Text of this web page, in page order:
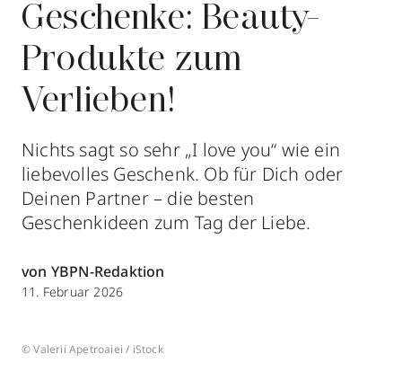
Aktionen
Storefinder
Geschenke: Beauty-
Produkte zum
Verlieben!
Nichts sagt so sehr „I love you“ wie ein
liebevolles Geschenk. Ob für Dich oder
Deinen Partner – die besten
Geschenkideen zum Tag der Liebe.
von YBPN-Redaktion
11. Februar 2026
© Valerii Apetroaiei / iStock